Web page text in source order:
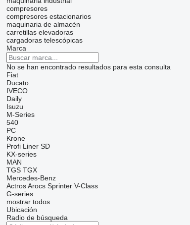
compresores
compresores estacionarios
maquinaria de almacén
carretillas elevadoras
cargadoras telescópicas
Marca
No se han encontrado resultados para esta consulta
Fiat
Ducato
IVECO
Daily
Isuzu
M-Series
540
PC
Krone
Profi Liner SD
KX-series
MAN
TGS TGX
Mercedes-Benz
Actros Arocs Sprinter V-Class
G-series
mostrar todos
Ubicación
Radio de búsqueda